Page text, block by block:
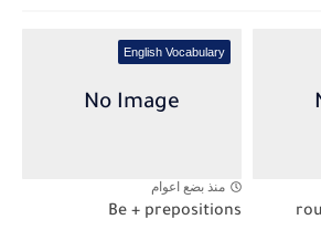
English Vocabulary
منذ بضع اعوام
Be + prepositions